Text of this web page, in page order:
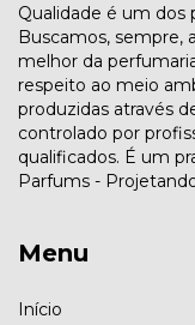
Qualidade é um dos
Buscamos, sempre,
melhor da
respeito ao meio
produzidas através
controlado por
qualificados. É um
Parfums -
Menu
Início